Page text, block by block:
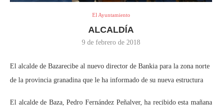
El Ayuntamiento
ALCALDÍA
9 de febrero de 2018
El alcalde de Bazarecibe al nuevo director de Bankia para la zona norte
de la provincia granadina que le ha informado de su nueva estructura
El alcalde de Baza, Pedro Fernández Peñalver, ha recibido esta mañana